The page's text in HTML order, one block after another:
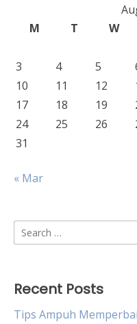
M
T W
3
4 5
10
11 12
17
18 19
24
25 26
31
« Mar
Search
for:
Recent Posts
Tips Ampuh